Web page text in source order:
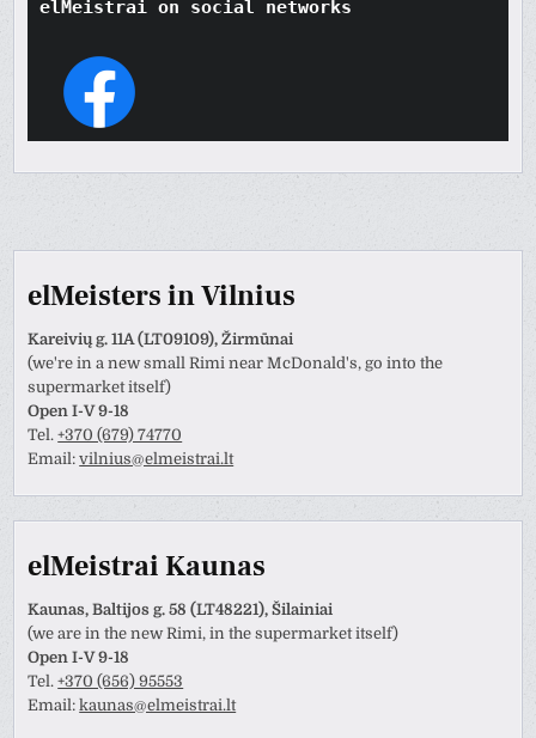
elMeistrai on social networks
elMeisters in Vilnius
Kareivių g. 11A (LT09109), Žirmūnai
(we're in a new small Rimi near McDonald's, go into the
supermarket itself)
Open I-V 9-18
Tel.+370 (679) 74770
Email:vilnius@elmeistrai.lt
elMeistrai Kaunas
Kaunas, Baltijos g. 58 (LT48221), Šilainiai
(we are in the new Rimi, in the supermarket itself)
Open I-V 9-18
Tel.+370 (656) 95553
Email:kaunas@elmeistrai.lt